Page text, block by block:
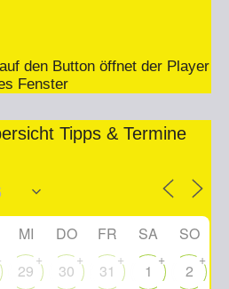
den Button öffnet der Player
Fenster
Tipps & Termine
MI DO FR SA
SO
29
+
30
+
31
+
1
+
2
+